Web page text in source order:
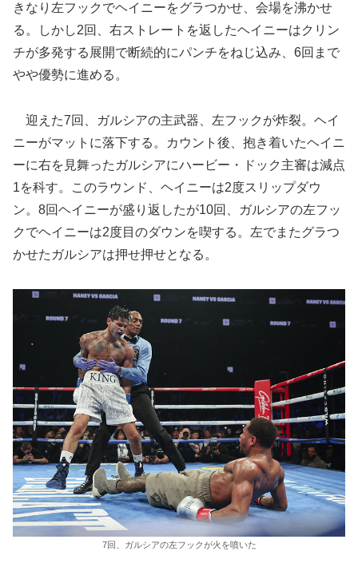
きなり左フックでヘイニーをグラつかせ、会場を沸かせ
る。しかし2回、右ストレートを返したヘイニーはクリン
チが多発する展開で断続的にパンチをねじ込み、6回まで
やや優勢に進める。
迎えた7回、ガルシアの主武器、左フックが炸裂。ヘイ
ニーがマットに落下する。カウント後、抱き着いたヘイニ
ーに右を見舞ったガルシアにハービー・ドック主審は減点
1を科す。このラウンド、ヘイニーは2度スリップダウ
ン。8回ヘイニーが盛り返したが10回、ガルシアの左フッ
クでヘイニーは2度目のダウンを喫する。左でまたグラつ
かせたガルシアは押せ押せとなる。
7回、ガルシアの左フックが火を噴いた